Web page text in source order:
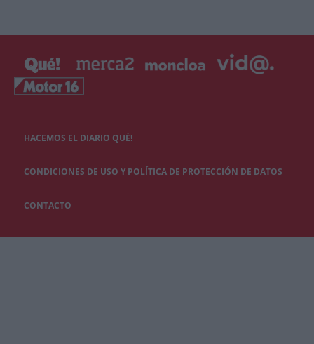
HACEMOS EL DIARIO QUÉ!
CONDICIONES DE USO Y POLÍTICA DE PROTECCIÓN DE DATOS
CONTACTO